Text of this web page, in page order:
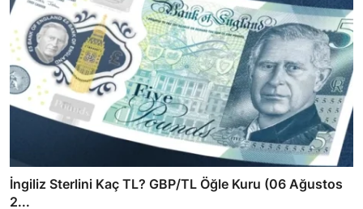
İngiliz Sterlini Kaç TL? GBP/TL Öğle Kuru (06 Ağustos
2...